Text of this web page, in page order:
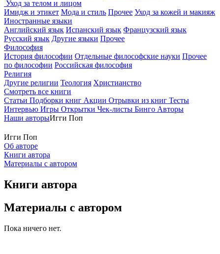
Уход за телом и лицом
Имидж и этикет Мода и стиль Прочее Уход за кожей и макияж
Иностранные языки
Английский язык Испанский язык Французский язык
Русский язык Другие языки Прочее
Философия
История философии Отдельные философские науки Прочее
по философии Российская философия
Религия
Другие религии Теология Христианство
Смотреть все книги
Статьи Подборки книг Акции Отрывки из книг Тесты
Интервью Игры Открытки Чек-листы Бинго Авторы
Наши авторыИгги Поп
Игги Поп
Об авторе
Книги автора
Материалы с автором
Книги автора
Материалы с автором
Пока ничего нет.